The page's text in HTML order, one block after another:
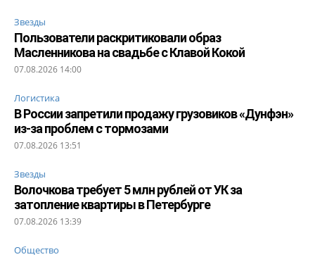
Звезды
Пользователи раскритиковали образ
Масленникова на свадьбе с Клавой Кокой
07.08.2026 14:00
Логистика
В России запретили продажу грузовиков «Дунфэн»
из-за проблем с тормозами
07.08.2026 13:51
Звезды
Волочкова требует 5 млн рублей от УК за
затопление квартиры в Петербурге
07.08.2026 13:39
Общество